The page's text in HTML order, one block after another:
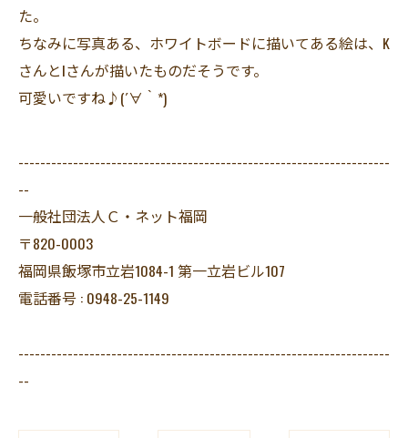
た。
ちなみに写真ある、ホワイトボードに描いてある絵は、K
さんとIさんが描いたものだそうです。
可愛いですね♪(´∀｀*)
--------------------------------------------------------------------
--
一般社団法人Ｃ・ネット福岡
〒820-0003
福岡県飯塚市立岩1084-1 第一立岩ビル107
電話番号 : 0948-25-1149
--------------------------------------------------------------------
--